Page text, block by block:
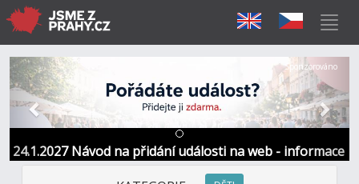
24.1.2027 Návod na přidání události na web - informace
a kontakt
Předchozí Další
Sponzorováno